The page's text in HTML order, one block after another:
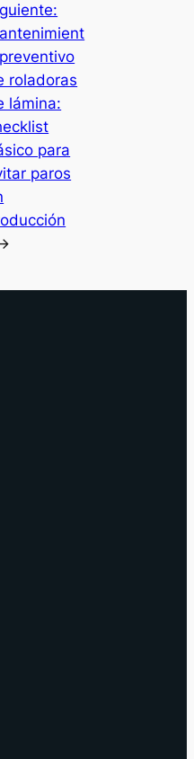
roladoras
lámina:
para
paros